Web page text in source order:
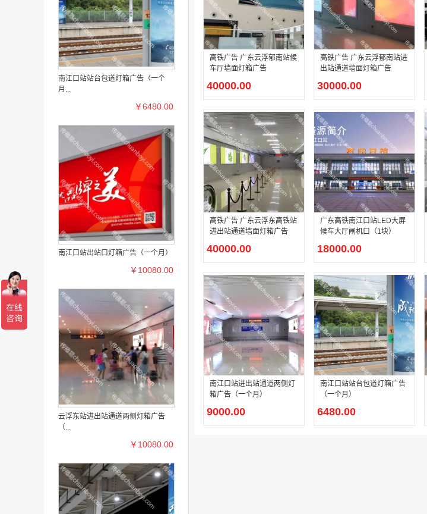
南江口站站台包道灯箱广告（一个
月...
￥6480.00
南江口站出站口灯箱广告（一个月）
￥10080.00
云浮东站进出站通道两侧灯箱广告
（...
￥10080.00
高铁广告 广东云浮郁南站候
车厅墙面灯箱广告
40000.00
高铁广告 广东云浮郁南站进
出站通道墙面灯箱广告
30000.00
高铁广告 广东云浮东高铁站
进出站通道墙面灯箱广告
40000.00
广东高铁南江口站LED大屏
候车大厅闸机口（1块）
18000.00
南江口站进出站通道两侧灯
箱广告（一个月）
9000.00
南江口站站台包道灯箱广告
（一个月）
6480.00